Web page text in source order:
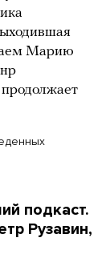
Марию
подкаст.
Рузавин,